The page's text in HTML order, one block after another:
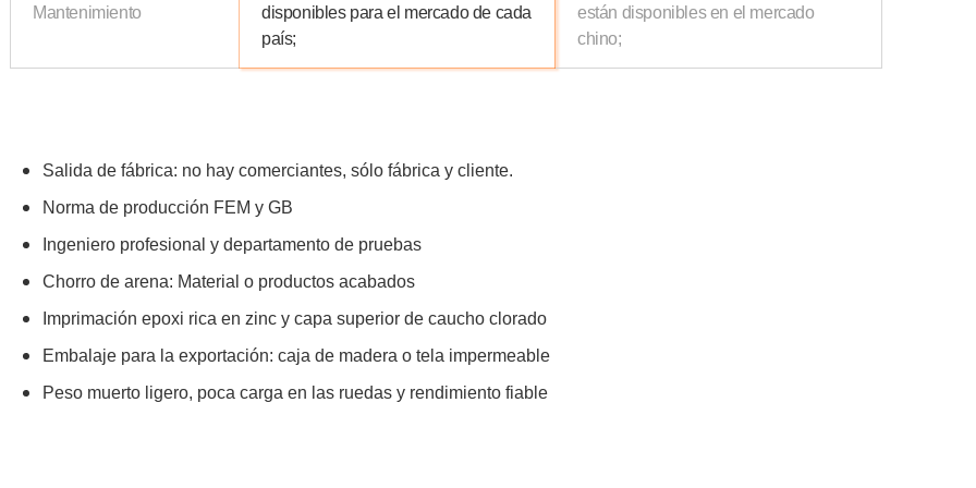
Mantenimiento
disponibles para el mercado de cada
país;
están disponibles en el mercado
chino;
Salida de fábrica: no hay comerciantes, sólo fábrica y cliente.
Norma de producción FEM y GB
Ingeniero profesional y departamento de pruebas
Chorro de arena: Material o productos acabados
Imprimación epoxi rica en zinc y capa superior de caucho clorado
Embalaje para la exportación: caja de madera o tela impermeable
Peso muerto ligero, poca carga en las ruedas y rendimiento fiable